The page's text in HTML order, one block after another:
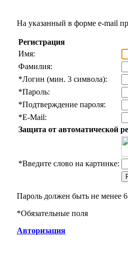
На указанный в форме e-mail
Регистрация
Имя:
Фамилия:
*Логин (мин. 3 символа):
*Пароль:
*Подтверждение пароля:
*E-Mail:
Защита от автоматической
*Введите слово на картинке:
Пароль должен быть не менее
*Обязательные поля
Авторизация